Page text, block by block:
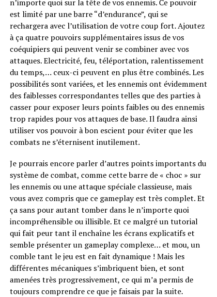
n’importe quoi sur la tête de vos ennemis. Ce pouvoir
est limité par une barre “d’endurance”, qui se
rechargera avec l’utilisation de votre coup fort. Ajoutez
à ça quatre pouvoirs supplémentaires issus de vos
coéquipiers qui peuvent venir se combiner avec vos
attaques. Electricité, feu, téléportation, ralentissement
du temps,… ceux-ci peuvent en plus être combinés. Les
possibilités sont variées, et les ennemis ont évidemment
des faiblesses correspondantes telles que des parties à
casser pour exposer leurs points faibles ou des ennemis
trop rapides pour vos attaques de base. Il faudra ainsi
utiliser vos pouvoir à bon escient pour éviter que les
combats ne s’éternisent inutilement.
Je pourrais encore parler d’autres points importants du
système de combat, comme cette barre de « choc » sur
les ennemis ou une attaque spéciale classieuse, mais
vous avez compris que ce gameplay est très complet. Et
ça sans pour autant tomber dans le n’importe quoi
incompréhensible ou illisible. Et ce malgré un tutorial
qui fait peur tant il enchaîne les écrans explicatifs et
semble présenter un gameplay complexe… et mou, un
comble tant le jeu est en fait dynamique ! Mais les
différentes mécaniques s’imbriquent bien, et sont
amenées très progressivement, ce qui m’a permis de
toujours comprendre ce que je faisais par la suite.